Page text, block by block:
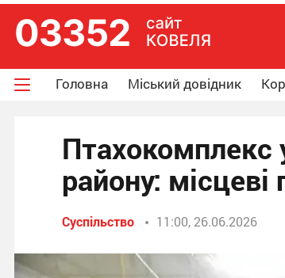
Головна Міський довідник
Птахокомплекс
району:
Суспільство 11:00, 26.06.2026